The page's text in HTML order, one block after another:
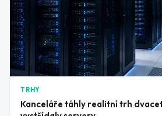
TRHY
Kanceláře táhly realitní trh